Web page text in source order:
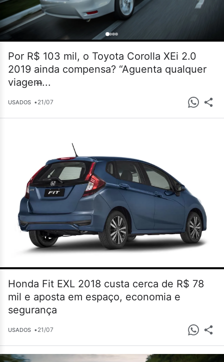
Por R$ 103 mil, o Toyota Corolla XEi 2.0
2019 ainda compensa? “Aguenta qualquer
viagem̶...
USADOS •21/07
Honda Fit EXL 2018 custa cerca de R$ 78
mil e aposta em espaço, economia e
segurança
USADOS •21/07